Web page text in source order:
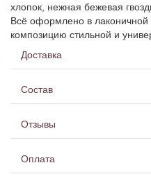
хлопок, нежная бежевая
Всё оформлено в лаконичной
композицию стильной и
Доставка
Состав
Отзывы
Оплата